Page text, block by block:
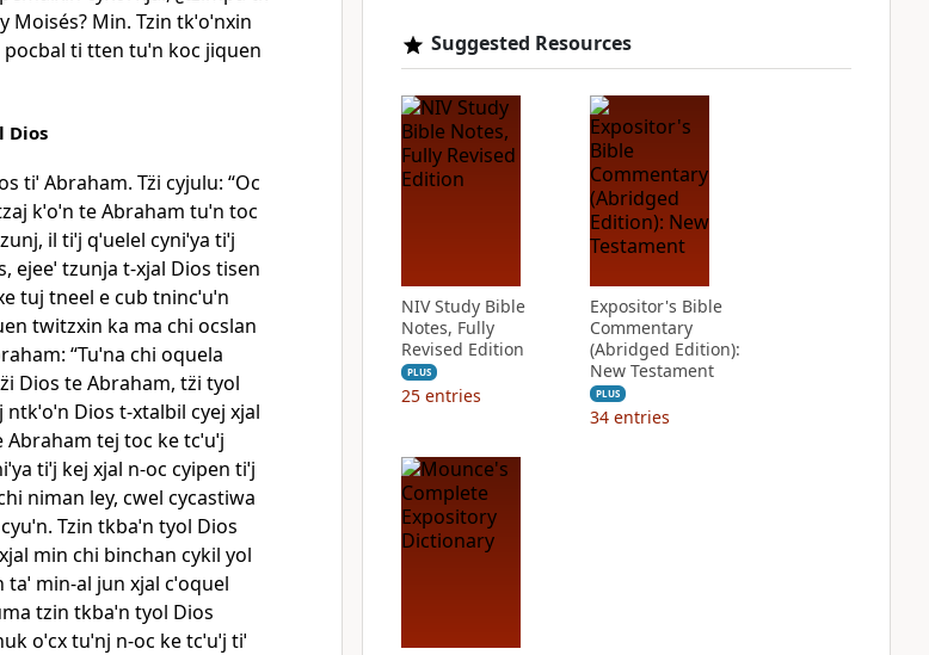
Moisés? Min. Tzin tkˈoˈnxin
pocbal ti tten tuˈn koc jiquen
Dios
tiˈ Abraham. Tz̈i cyjulu: “Oc
kˈoˈn te Abraham tuˈn toc
il tiˈj qˈuelel cyniˈya tiˈj
ejeeˈ tzunja t‑xjal Dios tisen
tuj tneel e cub tnincˈuˈn
twitzxin ka ma chi ocslan
“Tuˈna chi oquela
Dios te Abraham, tz̈i tyol
ntkˈoˈn Dios t‑xtalbil cyej xjal
Abraham tej toc ke tcˈuˈj
tiˈj kej xjal n‑oc cyipen tiˈj
niman ley, cwel cycastiwa
Tzin tkbaˈn tyol Dios
min chi binchan cykil yol
taˈ min‑al jun xjal cˈoquel
tzin tkbaˈn tyol Dios
oˈcx tuˈnj n‑oc ke tcˈuˈj tiˈ
Suggested Resources
NIV Study Bible
Notes, Fully
Revised Edition
PLUS
25 entries
Expositor's Bible
Commentary
(Abridged Edition):
New Testament
PLUS
34 entries